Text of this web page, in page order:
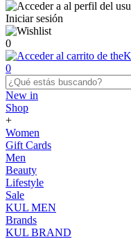
Iniciar sesión
0
0
New in
Shop
+
Women
Gift Cards
Men
Beauty
Lifestyle
Sale
KUL MEN
Brands
KUL BRAND